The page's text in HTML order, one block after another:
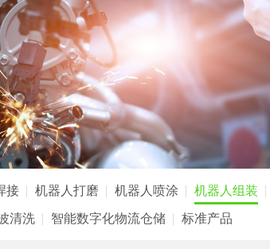
接 机器人打磨 机器人喷涂 机器人组装
清洗 智能数字化物流仓储 标准产品